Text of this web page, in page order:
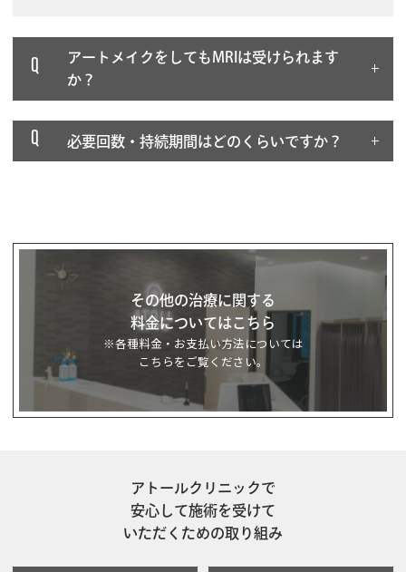
Q
アートメイクをしてもMRIは受けられます
か？
Q 必要回数・持続期間はどのくらいですか？
その他の治療に関する
料金についてはこちら
※各種料金・お支払い方法については
こちらをご覧ください。
アトールクリニックで
安心して施術を受けて
いただくための取り組み